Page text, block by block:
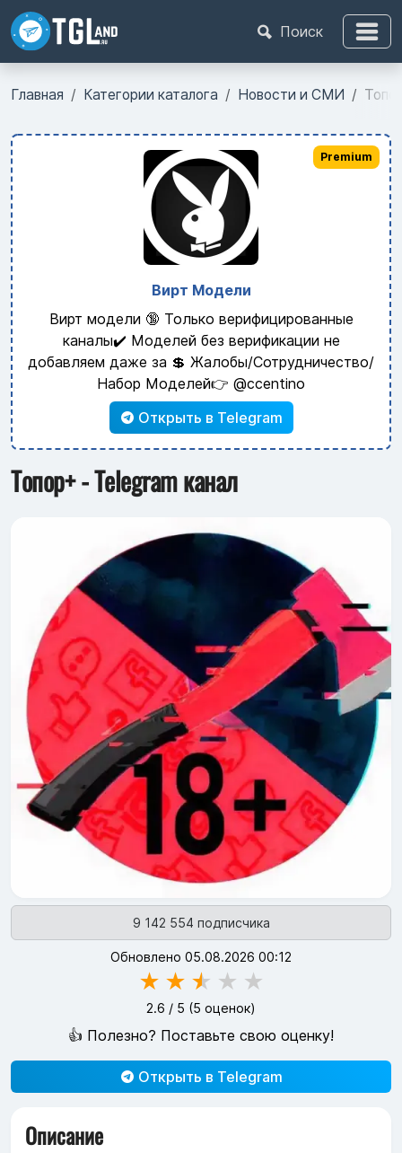
Поиск
Главная Категории каталога Новости и СМИ
Вирт Модели
Вирт модели 🔞 Только верифицированные
каналы✔️ Моделей без верификации не
добавляем даже за 💲 Жалобы/Сотрудничество/
Набор Моделей👉 @ccentino
Открыть в Telegram
Premium
Топор+ - Telegram канал
9 142 554 подписчика
Обновлено 05.08.2026 00:12
★ ★ ★ ★ ★
2.6 / 5 (5 оценок)
👍 Полезно? Поставьте свою оценку!
Открыть в Telegram
Описание